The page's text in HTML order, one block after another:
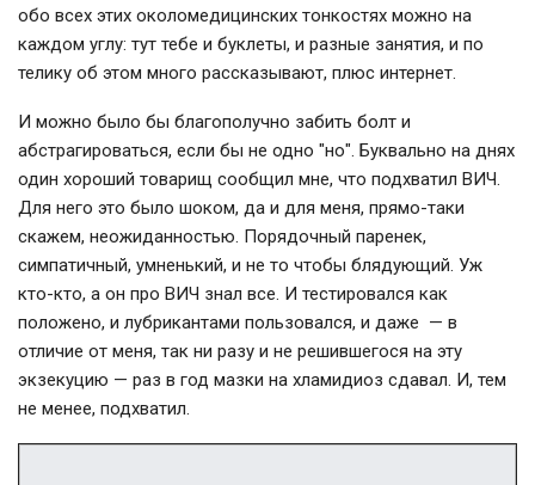
обо всех этих околомедицинских тонкостях можно на
каждом углу: тут тебе и буклеты, и разные занятия, и по
телику об этом много рассказывают, плюс интернет.
И можно было бы благополучно забить болт и
абстрагироваться, если бы не одно "но". Буквально на днях
один хороший товарищ сообщил мне, что подхватил ВИЧ.
Для него это было шоком, да и для меня, прямо-таки
скажем, неожиданностью. Порядочный паренек,
симпатичный, умненький, и не то чтобы блядующий. Уж
кто-кто, а он про ВИЧ знал все. И тестировался как
положено, и лубрикантами пользовался, и даже — в
отличие от меня, так ни разу и не решившегося на эту
экзекуцию — раз в год мазки на хламидиоз сдавал. И, тем
не менее, подхватил.